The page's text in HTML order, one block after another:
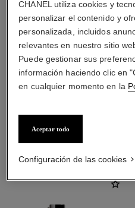
LA
CHANEL utiliza cookies y
personalizar el contenido y
personalizada, incluidos
relevantes en nuestro sitio
Puede gestionar sus
información haciendo clic en
en cualquier momento en la
Aceptar todo
Configuración de las cookies